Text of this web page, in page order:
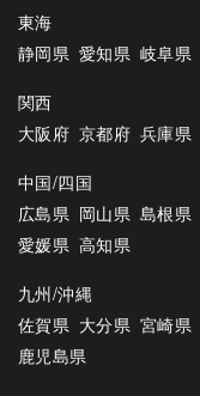
東海
静岡県 愛知県 岐阜県
関西
大阪府 京都府 兵庫県
中国/四国
広島県 岡山県 島根県
愛媛県 高知県
九州/沖縄
佐賀県 大分県 宮崎県
鹿児島県